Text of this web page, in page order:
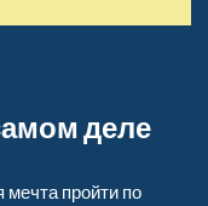
деле
пройти по